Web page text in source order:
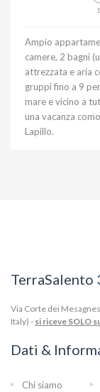
Ampio
camere, 2 bagni
attrezzata e aria
gruppi fino a 9
mare e vicino a
una vacanza
Lapillo.
TerraSalento
Via Corte dei
Italy) - si riceve SOLO
Dati &
Chi siamo